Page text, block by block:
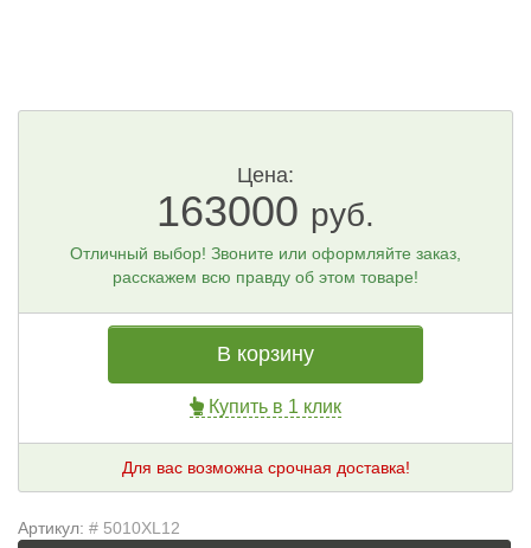
Цена:
163000 руб.
Отличный выбор! Звоните или оформляйте заказ,
расскажем всю правду об этом товаре!
В корзину
Купить в 1 клик
Для вас возможна срочная доставка!
Артикул: # 5010XL12